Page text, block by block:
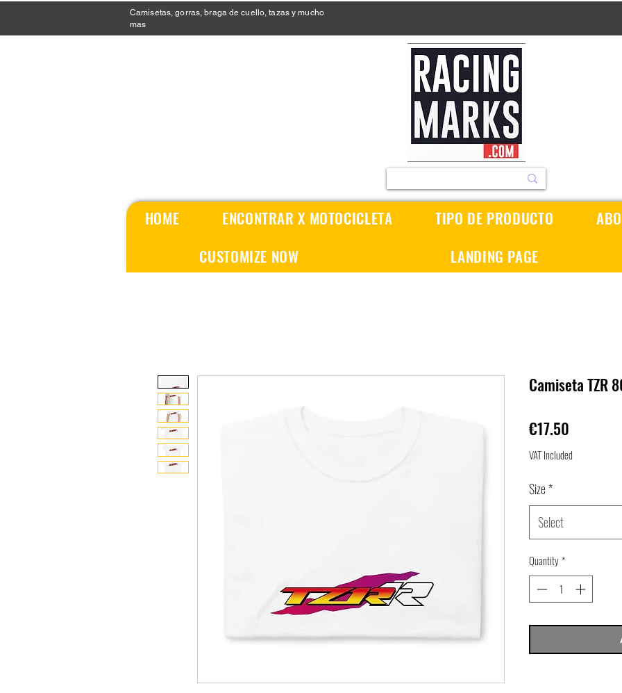
Camisetas, gorras, braga de cuello, tazas y mucho
mas
HOME ENCONTRAR X MOTOCICLETA TIPO DE PRODUCTO
CUSTOMIZE NOW
LANDING PAGE
Camiseta TZR
€17.50
VAT Included
Size*
Select
Quantity*